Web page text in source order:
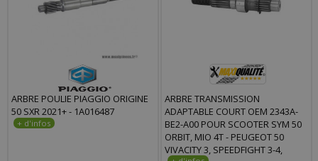
ARBRE POULIE PIAGGIO ORIGINE
50 SXR 2021+ - 1A016487
ARBRE TRANSMISSION
ADAPTABLE COURT OEM 2343A-
BE2-A00 POUR SCOOTER SYM 50
ORBIT, MIO 4T - PEUGEOT 50
VIVACITY 3, SPEEDFIGHT 3-4,